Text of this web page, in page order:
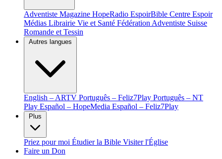
Adventiste Magazine HopeRadio EspoirBible Centre Espoir
Médias Librairie Vie et Santé Fédération Adventiste Suisse
Romande et Tessin
Autres langues
English – ARTV Português – Feliz7Play Português – NT
Play Español – HopeMedia Español – Feliz7Play
Plus
Priez pour moi Étudier la Bible Visiter l'Église
Faire un Don